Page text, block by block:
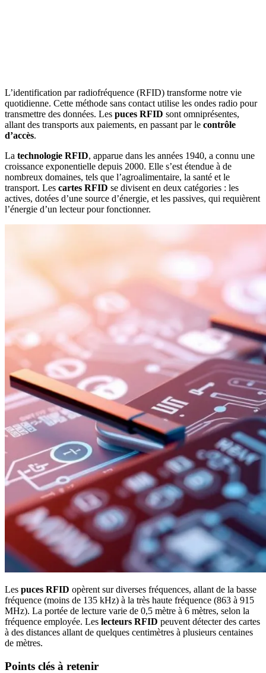
L’identification par radiofréquence (RFID) transforme notre vie
quotidienne. Cette méthode sans contact utilise les ondes radio pour
transmettre des données. Les puces RFID sont omniprésentes,
allant des transports aux paiements, en passant par le contrôle
d’accès.
La technologie RFID, apparue dans les années 1940, a connu une
croissance exponentielle depuis 2000. Elle s’est étendue à de
nombreux domaines, tels que l’agroalimentaire, la santé et le
transport. Les cartes RFID se divisent en deux catégories : les
actives, dotées d’une source d’énergie, et les passives, qui requièrent
l’énergie d’un lecteur pour fonctionner.
Les puces RFID opèrent sur diverses fréquences, allant de la basse
fréquence (moins de 135 kHz) à la très haute fréquence (863 à 915
MHz). La portée de lecture varie de 0,5 mètre à 6 mètres, selon la
fréquence employée. Les lecteurs RFID peuvent détecter des cartes
à des distances allant de quelques centimètres à plusieurs centaines
de mètres.
Points clés à retenir